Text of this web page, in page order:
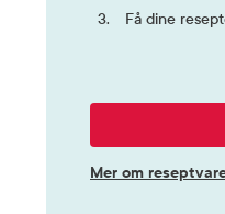
Få dine
Mer om